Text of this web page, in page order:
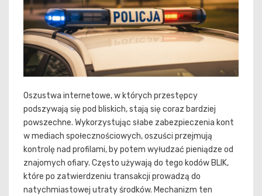
Oszustwa internetowe, w których przestępcy
podszywają się pod bliskich, stają się coraz bardziej
powszechne. Wykorzystując słabe zabezpieczenia kont
w mediach społecznościowych, oszuści przejmują
kontrolę nad profilami, by potem wyłudzać pieniądze od
znajomych ofiary. Często używają do tego kodów BLIK,
które po zatwierdzeniu transakcji prowadzą do
natychmiastowej utraty środków. Mechanizm ten